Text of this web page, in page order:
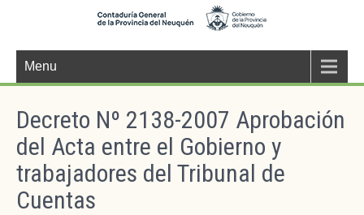
Menu
Decreto Nº 2138-2007 Aprobación
del Acta entre el Gobierno y
trabajadores del Tribunal de
Cuentas